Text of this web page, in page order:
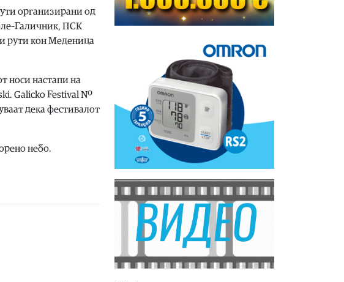
организирани од
ПСК
рути кон Меденица
носи настапи на
Galicko Festival Nº
дека фестивалот
небо.